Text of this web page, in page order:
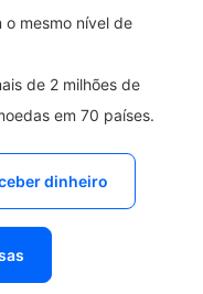
mesmo nível de
de 2 milhões de
em 70 países.
dinheiro